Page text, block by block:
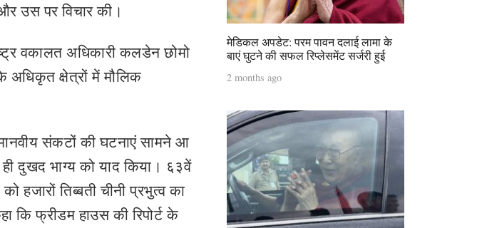
उस पर विचार की।
वकालत अधिकारी कलडेन छोमो
क्षेत्रों में मौलिक
संकटों की घटनाएं सामने आ
दुखद भाग्य को याद किया। ६३वें
हजारों तिब्बती चीनी प्रभुत्व का
फ्रीडम हाउस की रिपोर्ट के
मेडिकल अपडेट: परम पावन दलाई लामा के
बाएं घुटने की सफल रिप्लेसमेंट सर्जरी हुई
2 months ago